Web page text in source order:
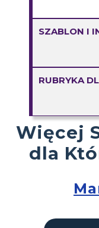
SZABLON I
RUBRYKA
Więcej
dla